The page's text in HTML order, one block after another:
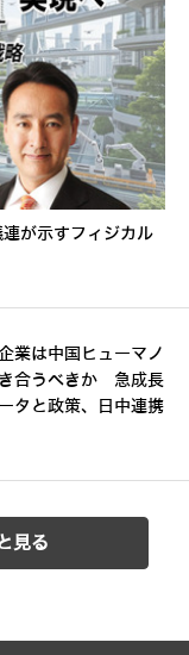
が示すフィジカル
業は中国ヒューマノ
合うべきか 急成長
タと政策、日中連携
見る